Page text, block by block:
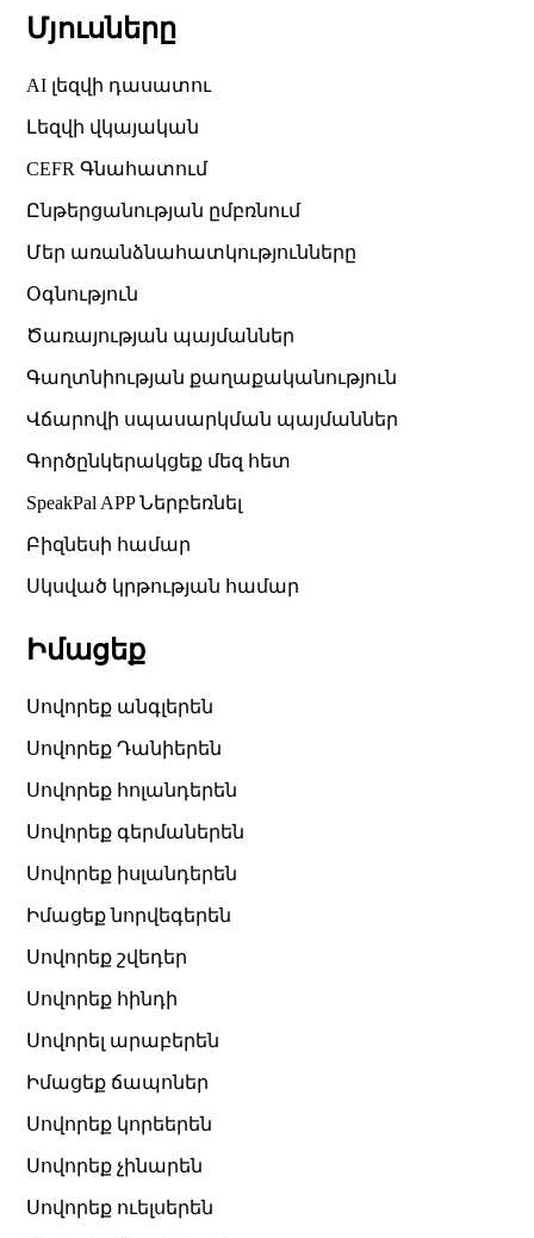
Մյուսները
AI լեզվի դասատու
Լեզվի վկայական
CEFR Գնահատում
Ընթերցանության ըմբռնում
Մեր առանձնահատկությունները
Օգնություն
Ծառայության պայմաններ
Գաղտնիության քաղաքականություն
Վճարովի սպասարկման պայմաններ
Գործընկերակցեք մեզ հետ
SpeakPal APP Ներբեռնել
Բիզնեսի համար
Սկսված կրթության համար
Իմացեք
Սովորեք անգլերեն
Սովորեք Դանիերեն
Սովորեք հոլանդերեն
Սովորեք գերմաներեն
Սովորեք իսլանդերեն
Իմացեք նորվեգերեն
Սովորեք շվեդեր
Սովորեք հինդի
Սովորել արաբերեն
Իմացեք ճապոներ
Սովորեք կորեերեն
Սովորեք չինարեն
Սովորեք ուելսերեն